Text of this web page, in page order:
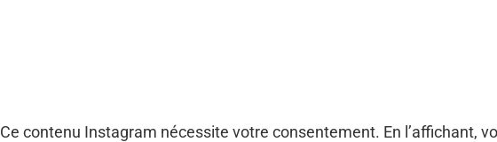
Ce contenu Instagram nécessite votre consentement. En l’affichant,